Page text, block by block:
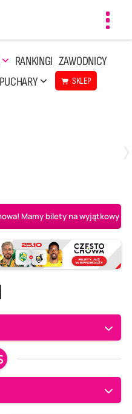
RANKINGI ZAWODNICY
PUCHARY SKLEP
Mamy bilety na wyjątkowy